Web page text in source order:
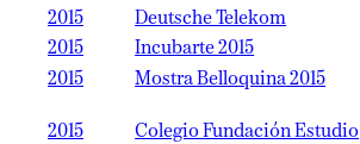
2015
Deutsche Telekom
2015
Incubarte 2015
2015
Mostra Belloquina 2015
2015
Colegio Fundación Estudio